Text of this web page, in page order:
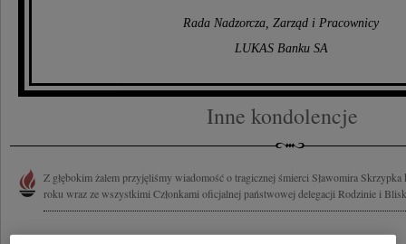
Rada Nadzorcza, Zarząd i Pracownicy
LUKAS Banku SA
Inne kondolencje
Z głębokim żalem przyjęliśmy wiadomość o tragicznej śmierci Sławomira
roku wraz ze wszystkimi Członkami oficjalnej państwowej delegacji Rodzinie i